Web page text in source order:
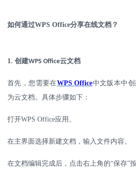
如何通过WPS Office分享在线文档？
1. 创建WPS Office云文档
首先，您需要在WPS Office中文版本中
为云文档。具体步骤如下：
打开WPS Office应用。
在主界面选择新建文档，输入文件内容。
在文档编辑完成后，点击右上角的“保存”